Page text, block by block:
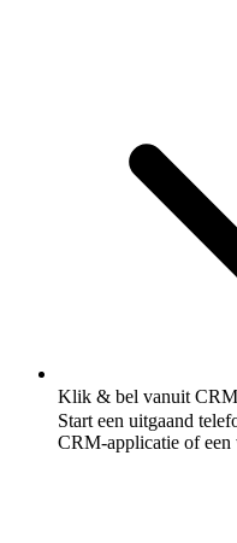
Klik & bel vanuit CRM
Start een uitgaand
CRM-applicatie of een